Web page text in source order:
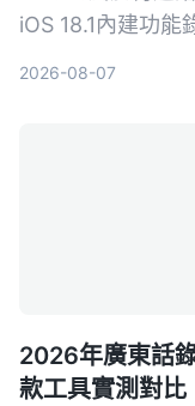
iOS 18.1內建功能
2026-08-07
2026年廣東話
款工具實測對比